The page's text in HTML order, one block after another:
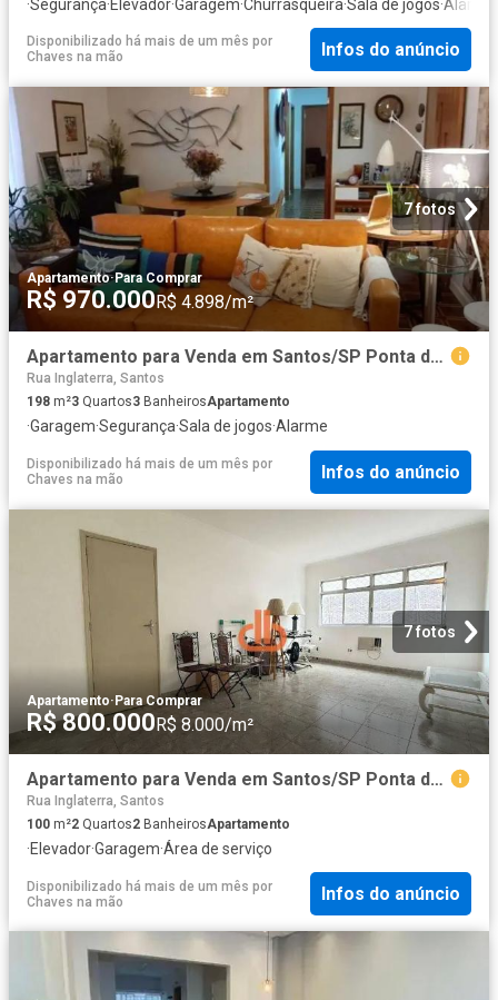
·Segurança·Elevador·Garagem·Churrasqueira·Sala de jogos·Alarme
Disponibilizado há mais de um mês por
Chaves na mão
Infos do anúncio
7 fotos
Apartamento·Para Comprar
R$ 970.000R$ 4.898/m²
Apartamento para Venda em Santos/SP Ponta da Praia 3 Quartos
Rua Inglaterra, Santos
198 m²3 Quartos3 BanheirosApartamento
·Garagem·Segurança·Sala de jogos·Alarme
Disponibilizado há mais de um mês por
Chaves na mão
Infos do anúncio
7 fotos
Apartamento·Para Comprar
R$ 800.000R$ 8.000/m²
Apartamento para Venda em Santos/SP Ponta da Praia 2 Quartos
Rua Inglaterra, Santos
100 m²2 Quartos2 BanheirosApartamento
·Elevador·Garagem·Área de serviço
Disponibilizado há mais de um mês por
Chaves na mão
Infos do anúncio